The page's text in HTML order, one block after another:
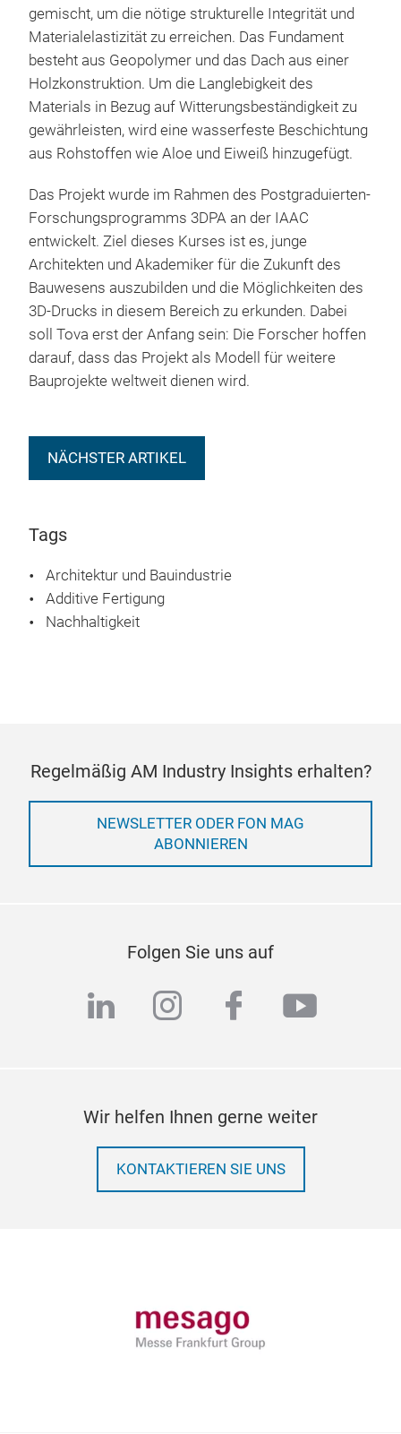
gemischt, um die nötige strukturelle Integrität und
Materialelastizität zu erreichen. Das Fundament
besteht aus Geopolymer und das Dach aus einer
Holzkonstruktion. Um die Langlebigkeit des
Materials in Bezug auf Witterungsbeständigkeit zu
gewährleisten, wird eine wasserfeste Beschichtung
aus Rohstoffen wie Aloe und Eiweiß hinzugefügt.
Das Projekt wurde im Rahmen des Postgraduierten-
Forschungsprogramms 3DPA an der IAAC
entwickelt. Ziel dieses Kurses ist es, junge
Architekten und Akademiker für die Zukunft des
Bauwesens auszubilden und die Möglichkeiten des
3D-Drucks in diesem Bereich zu erkunden. Dabei
soll Tova erst der Anfang sein: Die Forscher hoffen
darauf, dass das Projekt als Modell für weitere
Bauprojekte weltweit dienen wird.
NÄCHSTER ARTIKEL
Tags
Architektur und Bauindustrie
Additive Fertigung
Nachhaltigkeit
Regelmäßig AM Industry Insights erhalten?
NEWSLETTER ODER FON MAG
ABONNIEREN
Folgen Sie uns auf
linkedininstagram
facebook
Wir helfen Ihnen gerne weiter
KONTAKTIEREN SIE UNS